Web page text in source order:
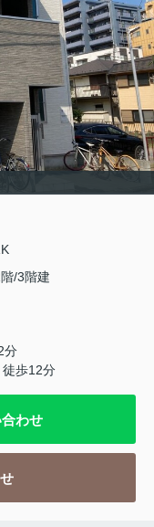
/3階建
分
徒歩12分
わせ